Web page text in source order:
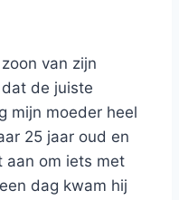
van zijn
de juiste
mijn moeder heel
25 jaar oud en
aan om iets met
dag kwam hij